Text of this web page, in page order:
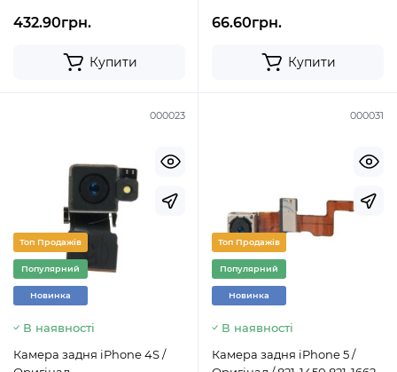
432.90грн.
Купити
66.60грн.
Купити
000023
Топ Продажів
Популярний
Новинка
В наявності
Камера задня iPhone 4S /
000031
Топ Продажів
Популярний
Новинка
В наявності
Камера задня iPhone 5 /